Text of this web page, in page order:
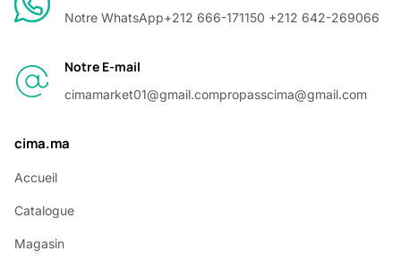
Notre WhatsApp+212 666-171150 +212 642-269066
Notre E-mail
cimamarket01@gmail.compropasscima@gmail.com
cima.ma
Accueil
Catalogue
Magasin